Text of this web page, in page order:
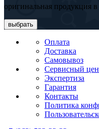
оригинальная продукция
выбрать
Оплата
Доставка
Самовывоз
Сервисный
Экспертиза
Гарантия
Контакты
Политика